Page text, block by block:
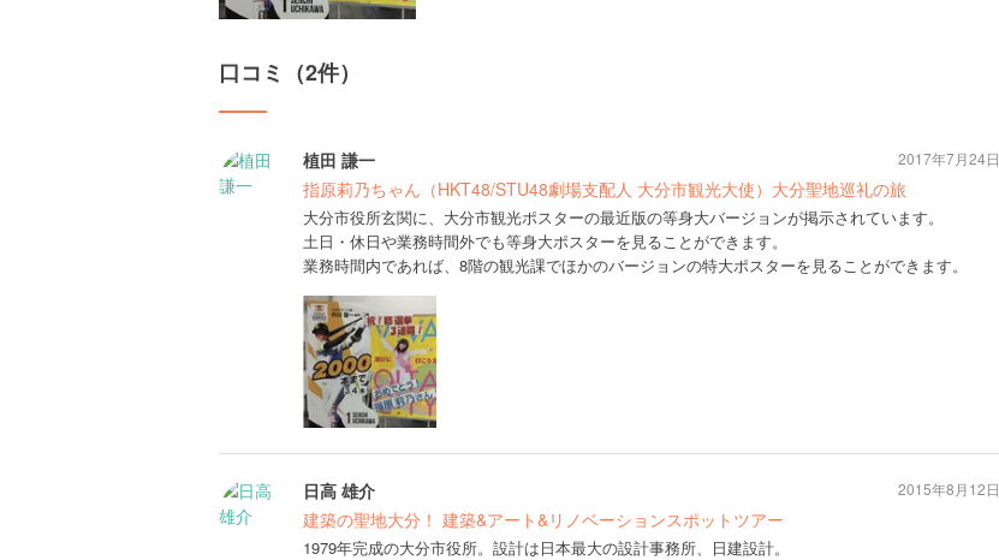
口コミ（2件）
植田 謙一
指原莉乃ちゃん（HKT48/STU48劇場支配人 大分市観光大使）大分聖地巡礼の旅
大分市役所玄関に、大分市観光ポスターの最近版の等身大バージョンが掲示されています。
土日・休日や業務時間外でも等身大ポスターを見ることができます。
業務時間内であれば、8階の観光課でほかのバージョンの特大ポスターを見ることができます。
2017年7月24日
日高 雄介
建築の聖地大分！ 建築&アート&リノベーションスポットツアー
1979年完成の大分市役所。設計は日本最大の設計事務所、日建設計。
2015年8月12日